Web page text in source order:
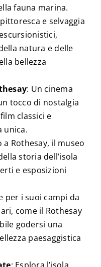
fauna marina.
e selvaggia
natura e delle
bellezza
: Un cinema
tocco di nostalgia
classici e
unica.
a Rothesay, il museo
storia dell’isola
e esposizioni
per i suoi campi da
come il Rothesay
godersi una
paesaggistica